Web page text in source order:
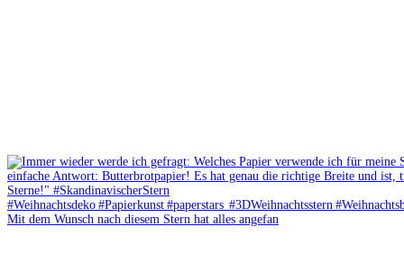
Mit dem Wunsch nach diesem Stern hat alles angefan